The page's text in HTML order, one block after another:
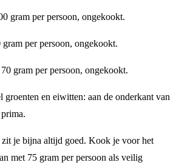
gram per persoon, ongekookt.
per persoon, ongekookt.
gram per persoon, ongekookt.
groenten en eiwitten: aan de onderkant van
zit je bijna altijd goed. Kook je voor het
met 75 gram per persoon als veilig